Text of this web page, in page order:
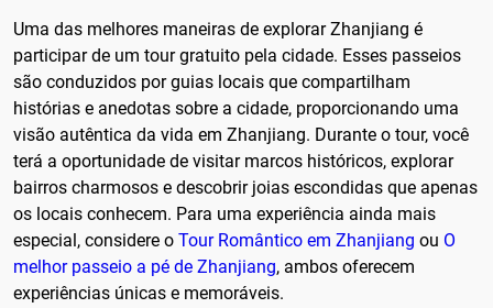
Uma das melhores maneiras de explorar Zhanjiang é
participar de um tour gratuito pela cidade. Esses passeios
são conduzidos por guias locais que compartilham
histórias e anedotas sobre a cidade, proporcionando uma
visão autêntica da vida em Zhanjiang. Durante o tour, você
terá a oportunidade de visitar marcos históricos, explorar
bairros charmosos e descobrir joias escondidas que apenas
os locais conhecem. Para uma experiência ainda mais
especial, considere o Tour Romântico em Zhanjiang ou O
melhor passeio a pé de Zhanjiang, ambos oferecem
experiências únicas e memoráveis.